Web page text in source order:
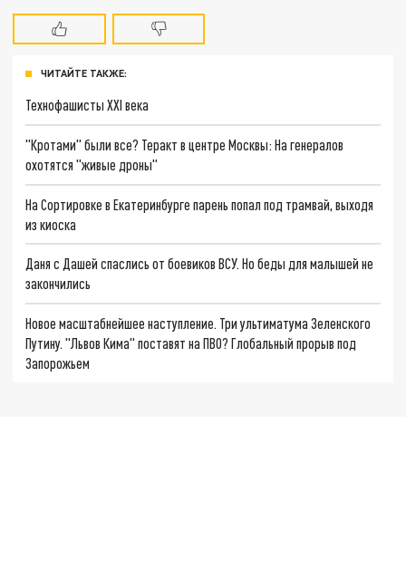
ЧИТАЙТЕ ТАКЖЕ:
Технофашисты XXI века
"Кротами" были все? Теракт в центре Москвы: На генералов
охотятся "живые дроны"
На Сортировке в Екатеринбурге парень попал под трамвай, выходя
из киоска
Даня с Дашей спаслись от боевиков ВСУ. Но беды для малышей не
закончились
Новое масштабнейшее наступление. Три ультиматума Зеленского
Путину. "Львов Кима" поставят на ПВО? Глобальный прорыв под
Запорожьем